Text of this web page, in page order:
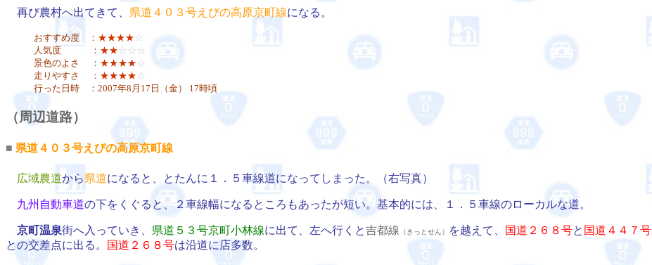
再び農村へ出てきて、 県道４０３号えびの高原京町線になる。
おすすめ度 ： ★★★★☆
人気度 ： ★★☆☆☆
景色のよさ ： ★★★★☆
走りやすさ ： ★★★★☆
行った日時 ：2007年8月17日（金） 17時頃
（周辺道路）
■ 県道４０３号えびの高原京町線
広域農道から県道になると、とたんに１．５車線道になってしまった。（右写真）
九州自動車道の下をくぐると、２車線幅になるところもあったが短い。基本的には、１．５車線のローカルな道。
京町温泉街へ入っていき、 県道５３号京町小林線に出て、左へ行くと吉都線 （きっとせん） を越えて、 国道２６８号と 国道４４７号
との交差点に出る。
国道２６８号は沿道に店多数。